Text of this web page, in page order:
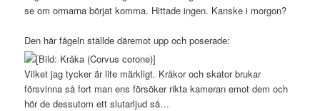
se om ormarna börjat komma. Hittade ingen. Kanske i morgon?
Den här fågeln ställde däremot upp och poserade:
Vilket jag tycker är lite märkligt. Kråkor och skator brukar
försvinna så fort man ens försöker rikta kameran emot dem och
hör de dessutom ett slutarljud så…